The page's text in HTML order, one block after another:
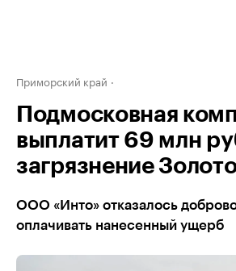
Приморский край
Подмосковная
выплатит 69 млн
загрязнение
ООО «Инто» отказалось
оплачивать нанесенный ущерб